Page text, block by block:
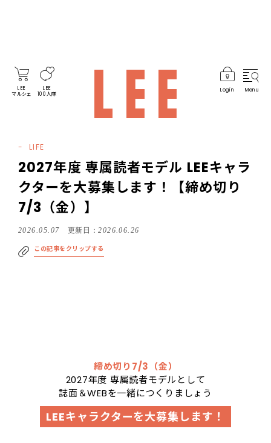
LEE
マルシェ
LEE
100人隊
Login Menu
LIFE
2027年度 専属読者モデル LEEキャラ
クターを大募集します！【締め切り
7/3（金）】
2026.05.07 更新日：2026.06.26
この記事をクリップする
締め切り7/3（金）
2027年度 専属読者モデルとして
誌面＆WEBを一緒につくりましょう
LEEキャラクターを大募集します！